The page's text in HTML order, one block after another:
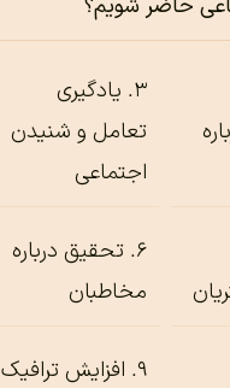
حاضر شویم؟
یادگیری
تعامل و شنیدن
اجتماعی
تحقیق درباره
مخاطبان
افزایش ترافیک